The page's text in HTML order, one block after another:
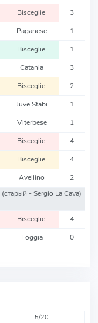
Bisceglie 3
Paganese 1
Bisceglie 1
Catania 3
Bisceglie 2
Juve Stabi 1
Viterbese 1
Bisceglie 4
Bisceglie 4
Avellino
2
(старый - Sergio La Cava)
Bisceglie 4
Foggia 0
5/20